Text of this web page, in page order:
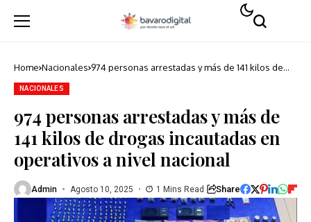
Home Nacionales 974 personas arrestadas y más de 141 kilos de
NACIONALES
974 personas arrestadas y más de
141 kilos de drogas incautadas en
operativos a nivel nacional
Admin Agosto 10, 2025 1 Mins Read Share